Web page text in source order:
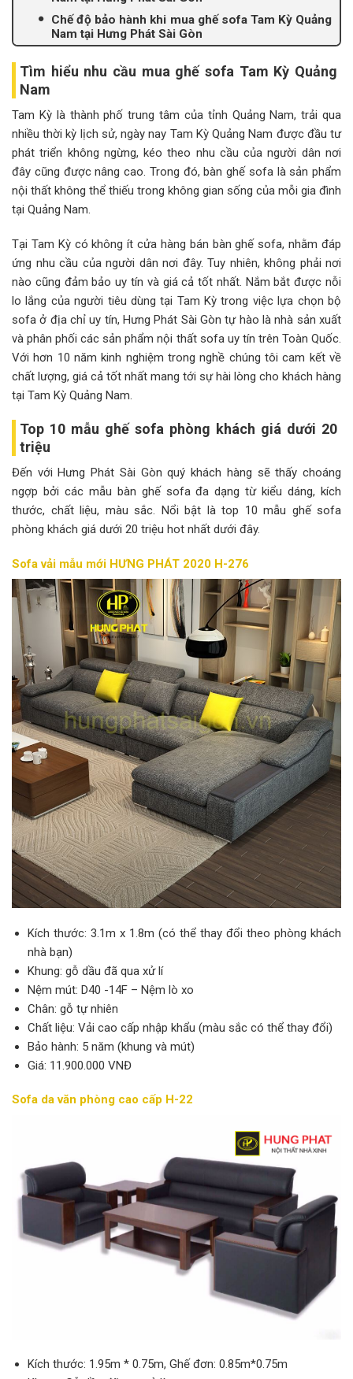
Chế độ bảo hành khi mua ghế sofa Tam Kỳ Quảng
Nam tại Hưng Phát Sài Gòn
Tìm hiểu nhu cầu mua ghế sofa Tam Kỳ Quảng
Nam
Tam Kỳ là thành phố trung tâm của tỉnh Quảng Nam, trải qua
nhiều thời kỳ lịch sử, ngày nay Tam Kỳ Quảng Nam được đầu tư
phát triển không ngừng, kéo theo nhu cầu của người dân nơi
đây cũng được nâng cao. Trong đó, bàn ghế sofa là sản phẩm
nội thất không thể thiếu trong không gian sống của mỗi gia đình
tại Quảng Nam.
Tại Tam Kỳ có không ít cửa hàng bán bàn ghế sofa, nhằm đáp
ứng nhu cầu của người dân nơi đây. Tuy nhiên, không phải nơi
nào cũng đảm bảo uy tín và giá cả tốt nhất. Nắm bắt được nỗi
lo lắng của người tiêu dùng tại Tam Kỳ trong việc lựa chọn bộ
sofa ở địa chỉ uy tín, Hưng Phát Sài Gòn tự hào là nhà sản xuất
và phân phối các sản phẩm nội thất sofa uy tín trên Toàn Quốc.
Với hơn 10 năm kinh nghiệm trong nghề chúng tôi cam kết về
chất lượng, giá cả tốt nhất mang tới sự hài lòng cho khách hàng
tại Tam Kỳ Quảng Nam.
Top 10 mẫu ghế sofa phòng khách giá dưới 20
triệu
Đến với Hưng Phát Sài Gòn quý khách hàng sẽ thấy choáng
ngợp bởi các mẫu bàn ghế sofa đa dạng từ kiểu dáng, kích
thước, chất liệu, màu sắc. Nổi bật là top 10 mẫu ghế sofa
phòng khách giá dưới 20 triệu hot nhất dưới đây.
Sofa vải mẫu mới HƯNG PHÁT 2020 H-276
Kích thước: 3.1m x 1.8m (có thể thay đổi theo phòng khách
nhà bạn)
Khung: gỗ dầu đã qua xử lí
Nệm mút: D40 -14F – Nệm lò xo
Chân: gỗ tự nhiên
Chất liệu: Vải cao cấp nhập khẩu (màu sắc có thể thay đổi)
Bảo hành: 5 năm (khung và mút)
Giá: 11.900.000 VNĐ
Sofa da văn phòng cao cấp H-22
Kích thước: 1.95m * 0.75m, Ghế đơn: 0.85m*0.75m